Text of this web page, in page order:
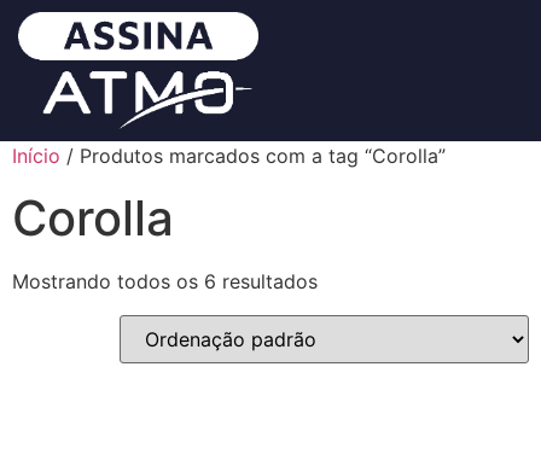
Início / Produtos marcados com a tag “Corolla”
Corolla
Mostrando todos os 6 resultados